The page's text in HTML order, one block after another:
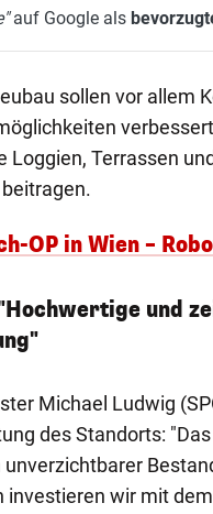
auf Google als
sollen vor allem
Loggien, Terrassen
OP in Wien –
und
Michael Ludwig
des Standorts:
investieren wir mit